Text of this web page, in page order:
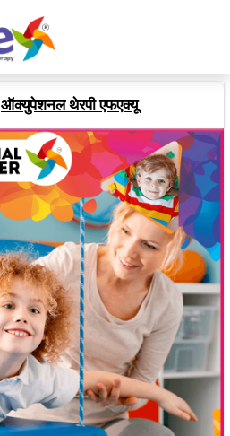
ऑक्युपेशनल थेरपी एफएक्यू